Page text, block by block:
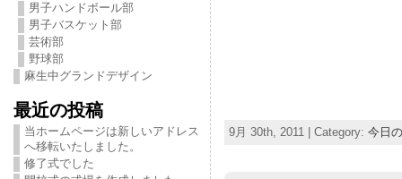
男子ハンドボール部
男子バスケット部
芸術部
野球部
麻生中グランドデザイン
最近の投稿
当ホームページは新しいアドレス
へ移転いたしました。
修了式でした
9月 30th, 2011 | Category: 今日